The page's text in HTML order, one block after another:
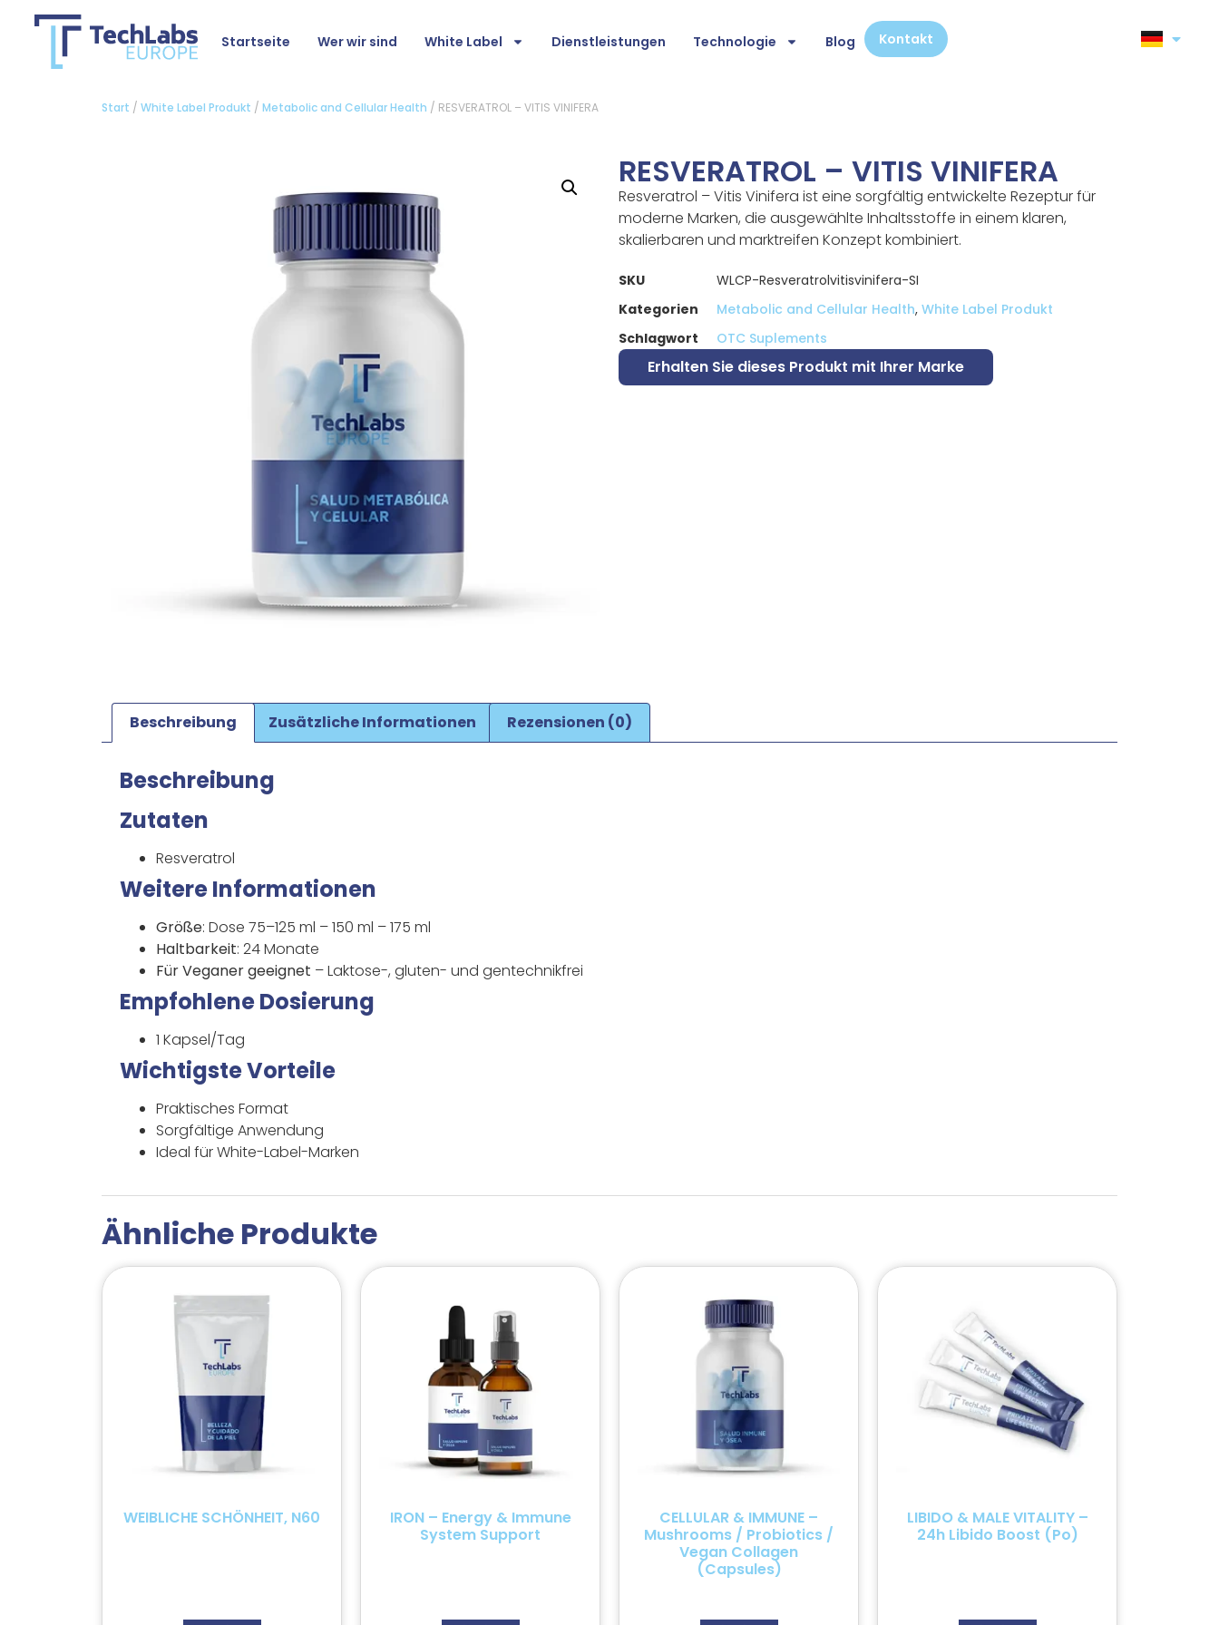
Startseite Wer wir sind White Label Dienstleistungen Technologie Blog Kontakt
Start / White Label Produkt / Metabolic and Cellular Health / RESVERATROL – VITIS VINIFERA
RESVERATROL – VITIS VINIFERA
Resveratrol – Vitis Vinifera ist eine sorgfältig entwickelte Rezeptur für
moderne Marken, die ausgewählte Inhaltsstoffe in einem klaren,
skalierbaren und marktreifen Konzept kombiniert.
SKU
WLCP-Resveratrolvitisvinifera-SI
Kategorien
Metabolic and Cellular Health, White Label Produkt
Schlagwort
OTC Suplements
Erhalten Sie dieses Produkt mit Ihrer Marke
Beschreibung Zusätzliche Informationen Rezensionen (0)
Beschreibung
Zutaten
Resveratrol
Weitere Informationen
Größe: Dose 75–125 ml – 150 ml – 175 ml
Haltbarkeit: 24 Monate
Für Veganer geeignet – Laktose-, gluten- und gentechnikfrei
Empfohlene Dosierung
1 Kapsel/Tag
Wichtigste Vorteile
Praktisches Format
Sorgfältige Anwendung
Ideal für White-Label-Marken
Ähnliche Produkte
WEIBLICHE SCHÖNHEIT, N60
IRON – Energy & Immune
System Support
CELLULAR & IMMUNE –
Mushrooms / Probiotics /
Vegan Collagen
(Capsules)
LIBIDO & MALE VITALITY –
24h Libido Boost (Po)